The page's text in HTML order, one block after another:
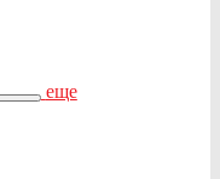
еще